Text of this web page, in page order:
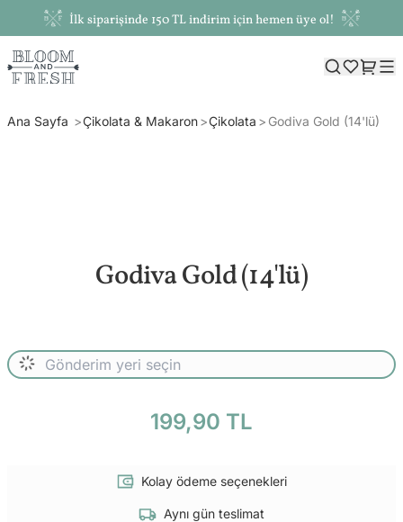
İlk siparişinde 150 TL indirim için hemen üye ol!
Ana Sayfa Çikolata & Makaron Çikolata Godiva Gold (14'lü)
Godiva Gold (14'lü)
199,90 TL
Kolay ödeme seçenekleri
Aynı gün teslimat